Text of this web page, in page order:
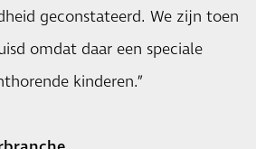
geconstateerd. We zijn toen
omdat daar een speciale
kinderen.”